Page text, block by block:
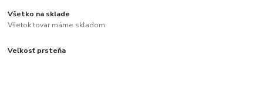
Všetko na sklade
Všetok tovar máme skladom.
Veľkosť prsteňa